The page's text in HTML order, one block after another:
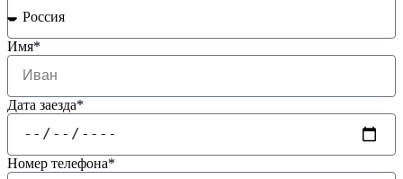
Имя*
Дата заезда*
Номер телефона*